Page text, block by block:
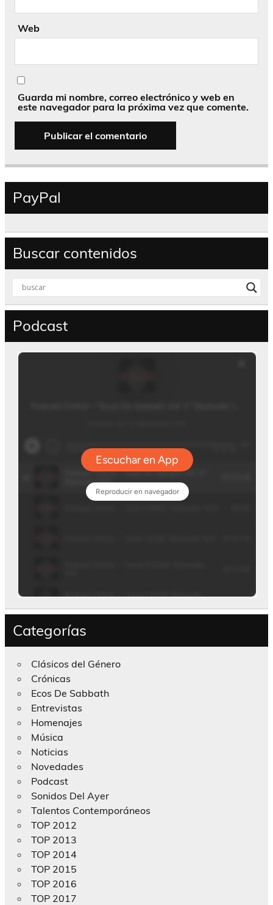
Web
Guarda mi nombre, correo electrónico y web en
este navegador para la próxima vez que comente.
PayPal
Buscar contenidos
Podcast
Categorías
Clásicos del Género
Crónicas
Ecos De Sabbath
Entrevistas
Homenajes
Música
Noticias
Novedades
Podcast
Sonidos Del Ayer
Talentos Contemporáneos
TOP 2012
TOP 2013
TOP 2014
TOP 2015
TOP 2016
TOP 2017